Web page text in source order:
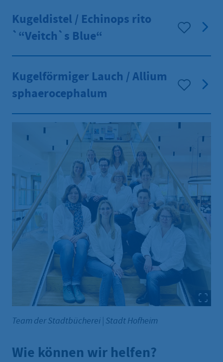
Kugeldistel / Echinops rito
`“Veitch`s Blue“
Kugelförmiger Lauch / Allium
sphaerocephalum
Team der Stadtbücherei Stadt Hofheim
Wie können wir helfen?